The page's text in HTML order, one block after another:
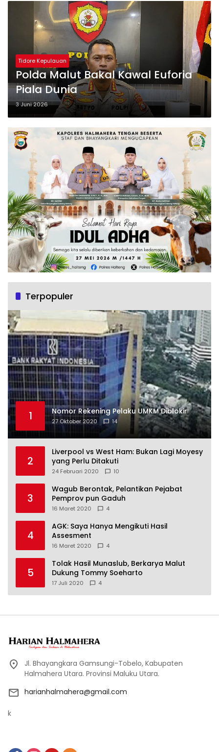
Tidore Kepulauan
Polda Malut Bakal Kawal Euforia
Piala Dunia
3 Juni 2026
Terpopuler
1 Nomor Rekening Pelaku UMKM Diblokir
27 Oktober 2020 14
2
Liverpool vs West Ham: Bukan Lagi Moyesy
yang Perlu Ditakuti
24 Februari 2020 10
3
Wagub Berontak, Pelantikan Pejabat
Pemprov pun Gaduh
16 Maret 2020 4
4
AGK: Saya Hanya Mengikuti Hasil
Assesment
16 Maret 2020 4
5
Tolak Hasil Munaslub, Berkarya Malut
Dukung Tommy Soeharto
17 Juli 2020 4
Jl. Bhayangkara Gamsungi-Tobelo, Kabupaten
Halmahera Utara. Provinsi Maluku Utara.
harianhalmahera@gmail.com
k